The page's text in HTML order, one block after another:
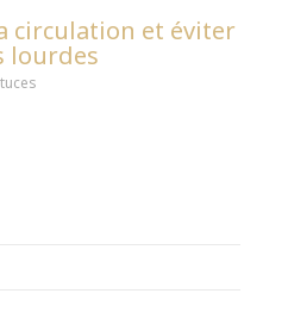
circulation et éviter
lourdes